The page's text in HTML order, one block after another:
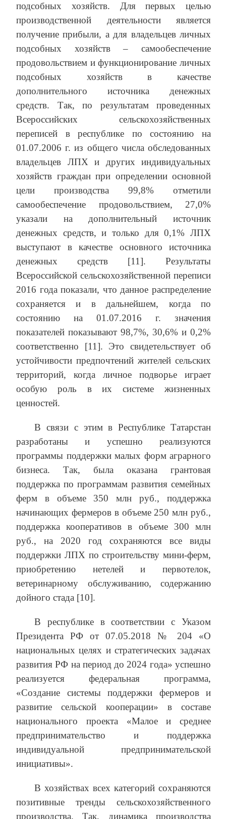
подсобных хозяйств. Для первых целью
производственной деятельности является
получение прибыли, а для владельцев личных
подсобных хозяйств – самообеспечение
продовольствием и функционирование личных
подсобных хозяйств в качестве
дополнительного источника денежных
средств. Так, по результатам проведенных
Всероссийских сельскохозяйственных
переписей в республике по состоянию на
01.07.2006 г. из общего числа обследованных
владельцев ЛПХ и других индивидуальных
хозяйств граждан при определении основной
цели производства 99,8% отметили
самообеспечение продовольствием, 27,0%
указали на дополнительный источник
денежных средств, и только для 0,1% ЛПХ
выступают в качестве основного источника
денежных средств [11]. Результаты
Всероссийской сельскохозяйственной переписи
2016 года показали, что данное распределение
сохраняется и в дальнейшем, когда по
состоянию на 01.07.2016 г. значения
показателей показывают 98,7%, 30,6% и 0,2%
соответственно [11]. Это свидетельствует об
устойчивости предпочтений жителей сельских
территорий, когда личное подворье играет
особую роль в их системе жизненных
ценностей.
В связи с этим в Республике Татарстан
разработаны и успешно реализуются
программы поддержки малых форм аграрного
бизнеса. Так, была оказана грантовая
поддержка по программам развития семейных
ферм в объеме 350 млн руб., поддержка
начинающих фермеров в объеме 250 млн руб.,
поддержка кооперативов в объеме 300 млн
руб., на 2020 год сохраняются все виды
поддержки ЛПХ по строительству мини-ферм,
приобретению нетелей и первотелок,
ветеринарному обслуживанию, содержанию
дойного стада [10].
В республике в соответствии с Указом
Президента РФ от 07.05.2018 № 204 «О
национальных целях и стратегических задачах
развития РФ на период до 2024 года» успешно
реализуется федеральная программа,
«Создание системы поддержки фермеров и
развитие сельской кооперации» в составе
национального проекта «Малое и среднее
предпринимательство и поддержка
индивидуальной предпринимательской
инициативы».
В хозяйствах всех категорий сохраняются
позитивные тренды сельскохозяйственного
производства. Так, динамика производства